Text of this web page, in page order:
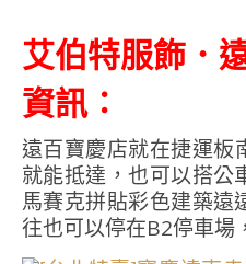
艾伯特服飾 ．
資訊∶
遠百寶慶店就在捷運板
就能抵達，也可以搭公
馬賽克拼貼彩色建築遠
往也可以停在B2停車場